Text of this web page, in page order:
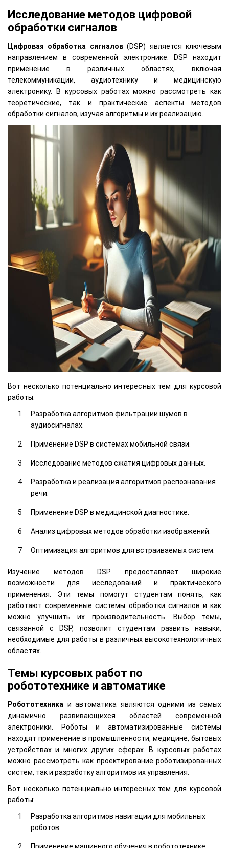
Исследование методов цифровой
обработки сигналов
Цифровая обработка сигналов(DSP) является ключевым
направлением в современной электронике. DSP находит
применение в различных областях, включая
телекоммуникации, аудиотехнику и медицинскую
электронику. В курсовых работах можно рассмотреть как
теоретические, так и практические аспекты методов
обработки сигналов, изучая алгоритмы и их реализацию.
Вот несколько потенциально интересных тем для курсовой
работы:
Разработка алгоритмов фильтрации шумов в
аудиосигналах.
Применение DSP в системах мобильной связи.
Исследование методов сжатия цифровых данных.
Разработка и реализация алгоритмов распознавания
речи.
Применение DSP в медицинской диагностике.
Анализ цифровых методов обработки изображений.
Оптимизация алгоритмов для встраиваемых систем.
Изучение методов DSP предоставляет широкие
возможности для исследований и практического
применения. Эти темы помогут студентам понять, как
работают современные системы обработки сигналов и как
можно улучшить их производительность. Выбор темы,
связанной с DSP, позволит студентам развить навыки,
необходимые для работы в различных высокотехнологичных
областях.
Темы курсовых работ по
робототехнике и автоматике
Робототехника и автоматика являются одними из самых
динамично развивающихся областей современной
электроники. Роботы и автоматизированные системы
находят применение в промышленности, медицине, бытовых
устройствах и многих других сферах. В курсовых работах
можно рассмотреть как проектирование роботизированных
систем, так и разработку алгоритмов их управления.
Вот несколько потенциально интересных тем для курсовой
работы:
Разработка алгоритмов навигации для мобильных
роботов.